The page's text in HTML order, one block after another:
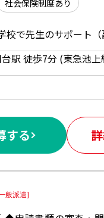
社会保険制度あり
駅 徒歩7分 (東急池上
する
般派遣]